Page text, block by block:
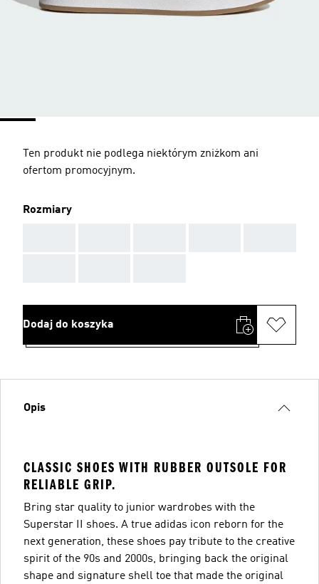
Ten produkt nie podlega niektórym zniżkom ani
ofertom promocyjnym.
Rozmiary
Dodaj do koszyka
Opis
CLASSIC SHOES WITH RUBBER OUTSOLE FOR
RELIABLE GRIP.
Bring star quality to junior wardrobes with the
Superstar II shoes. A true adidas icon reborn for the
next generation, these shoes pay tribute to the creative
spirit of the 90s and 2000s, bringing back the original
shape and signature shell toe that made the original